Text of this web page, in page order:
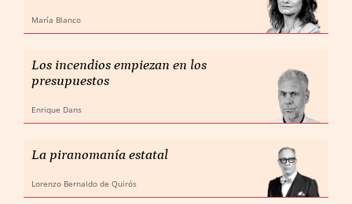
María Blanco
Los incendios empiezan en los
presupuestos
Enrique Dans
La piranomanía estatal
Lorenzo Bernaldo de Quirós